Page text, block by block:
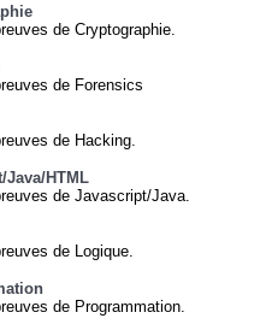
de Cryptographie.
de Forensics
de Hacking.
Java/HTML
de Javascript/Java.
de Logique.
de Programmation.